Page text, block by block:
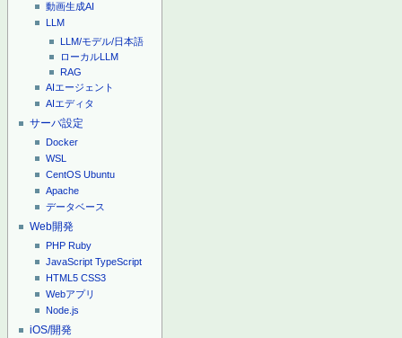
動画生成AI
LLM
LLM/モデル/日本語
ローカルLLM
RAG
AIエージェント
AIエディタ
サーバ設定
Docker
WSL
CentOS Ubuntu
Apache
データベース
Web開発
PHP Ruby
JavaScript TypeScript
HTML5 CSS3
Webアプリ
Node.js
iOS/開発